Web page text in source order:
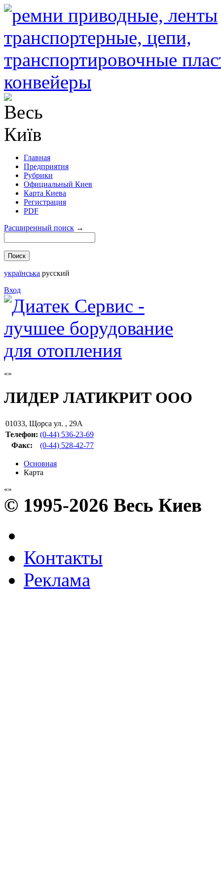
Главная
Предприятия
Рубрики
Официальный Киев
Карта Киева
Регистрация
PDF
Расширенный поиск →
українська русский
Вход
ЛИДЕР ЛАТИКРИТ ООО
01033, Щорса ул. , 29А
Телефон: (0-44) 536-23-69
Факс: (0-44) 528-42-77
Основная
Карта
© 1995-2026 Весь Киев
Контакты
Реклама